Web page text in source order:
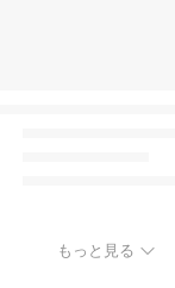
もっと見る